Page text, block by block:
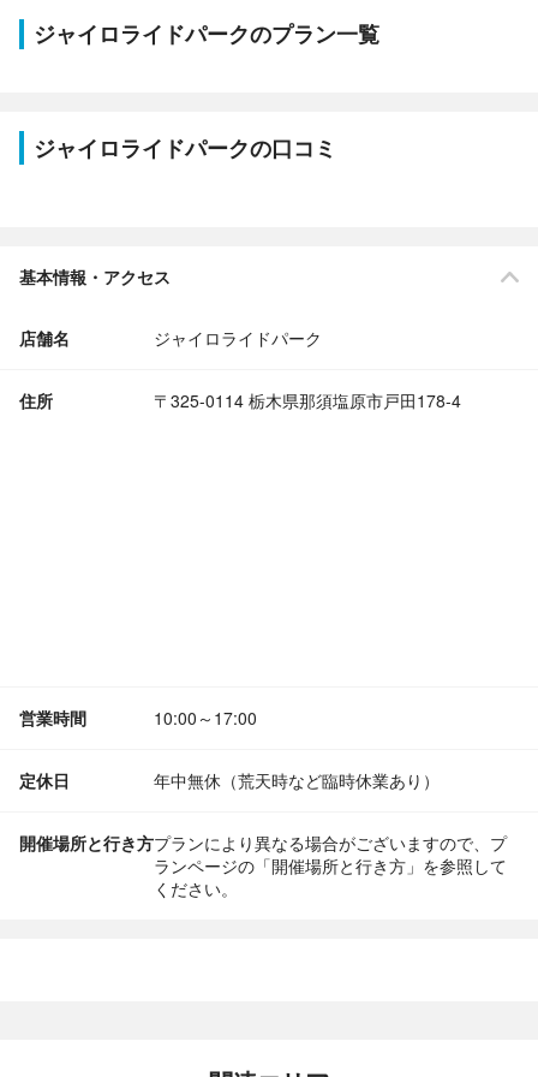
ジャイロライドパークのプラン一覧
ジャイロライドパークの口コミ
基本情報・アクセス
店舗名 ジャイロライドパーク
住所 〒325-0114 栃木県那須塩原市戸田178-4
営業時間 10:00～17:00
定休日 年中無休（荒天時など臨時休業あり）
開催場所と行き方プランにより異なる場合がございますので、プ
ランページの「開催場所と行き方」を参照して
ください。